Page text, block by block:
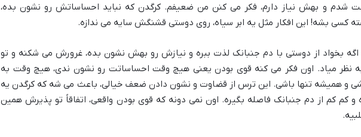
شدم و بهش نیاز دارم، فکر می کنن من ضعیفم. کرگدن که نباید احساساتش رو نشون بده،
کسی بشه! این افکار مثل یه ابر سیاه، روی دوستی قشنگش سایه می ندازه.
بخواد از دوستی با دم جنبانک لذت ببره و نیازش رو بهش نشون بده، غرورش می شکنه و تو
میاد. اون فکر می کنه قوی بودن یعنی هیچ وقت احساساتت رو نشون ندی، هیچ وقت به
و همیشه تنها باشی. این ترس از قضاوت و نشون دادن ضعف خیالی، باعث می شه که کرگدن یه
و کم کم از دم جنبانک فاصله بگیره. اون نمی دونه که قوی بودن واقعی، اتفاقاً تو پذیرش همین